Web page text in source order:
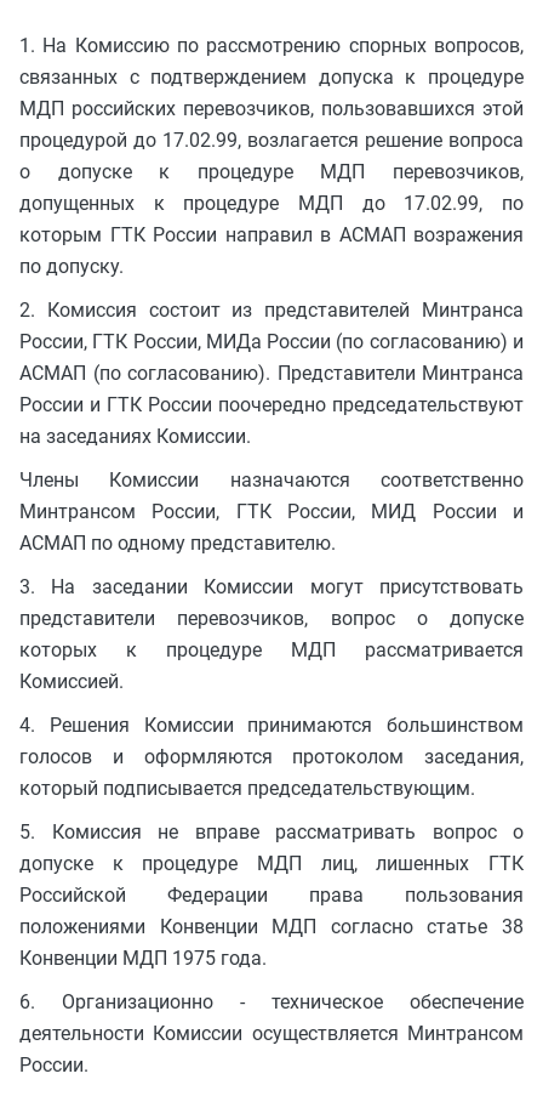
1. На Комиссию по рассмотрению спорных вопросов,
связанных с подтверждением допуска к процедуре
МДП российских перевозчиков, пользовавшихся этой
процедурой до 17.02.99, возлагается решение вопроса
о допуске к процедуре МДП перевозчиков,
допущенных к процедуре МДП до 17.02.99, по
которым ГТК России направил в АСМАП возражения
по допуску.
2. Комиссия состоит из представителей Минтранса
России, ГТК России, МИДа России (по согласованию) и
АСМАП (по согласованию). Представители Минтранса
России и ГТК России поочередно председательствуют
на заседаниях Комиссии.
Члены Комиссии назначаются соответственно
Минтрансом России, ГТК России, МИД России и
АСМАП по одному представителю.
3. На заседании Комиссии могут присутствовать
представители перевозчиков, вопрос о допуске
которых к процедуре МДП рассматривается
Комиссией.
4. Решения Комиссии принимаются большинством
голосов и оформляются протоколом заседания,
который подписывается председательствующим.
5. Комиссия не вправе рассматривать вопрос о
допуске к процедуре МДП лиц, лишенных ГТК
Российской Федерации права пользования
положениями Конвенции МДП согласно статье 38
Конвенции МДП 1975 года.
6. Организационно - техническое обеспечение
деятельности Комиссии осуществляется Минтрансом
России.